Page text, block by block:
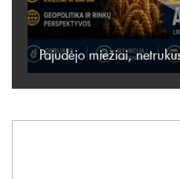
Pajudėjo miežiai,